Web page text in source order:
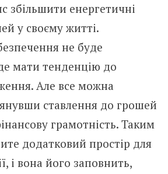
збільшити енергетичні
у своєму житті.
не буде
мати тенденцію до
Але все можна
ставлення до грошей
грамотність. Таким
додатковий простір для
і вона його заповнить,